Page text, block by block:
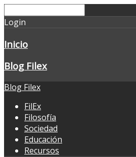
Login
Inicio
Blog Filex
Blog Filex
FilEx
Filosofía
Sociedad
Educación
Recursos